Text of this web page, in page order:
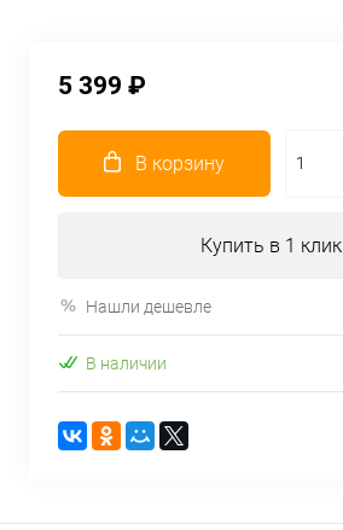
5 399 ₽
В корзину
Купить в 1 клик
Нашли дешевле
В наличии